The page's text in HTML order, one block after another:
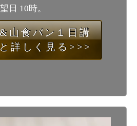
ご希望日 10時。
山食パン１日講
詳しく見る>>>